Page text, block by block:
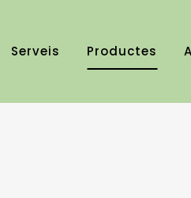
Serveis Productes